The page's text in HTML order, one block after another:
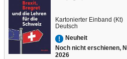
Kartonierter Einband (Kt)
Deutsch
Neuheit
Noch nicht erschienen,
2026